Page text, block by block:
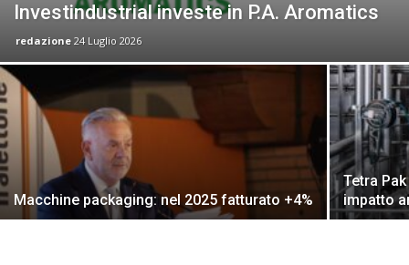
Investindustrial investe in P.A. Aromatics
redazione 24 Luglio 2026
Macchine packaging: nel 2025 fatturato +4%
Tetra
impatto